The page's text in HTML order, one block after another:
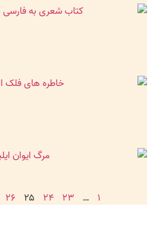
۱ … ۲۳ ۲۴ ۲۵ ۲۶